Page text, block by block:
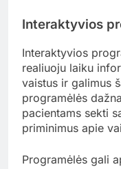
Interaktyvios
Interaktyvios
realiuoju laiku
vaistus ir galimus
programėlės
pacientams sekti
priminimus apie
Programėlės gali